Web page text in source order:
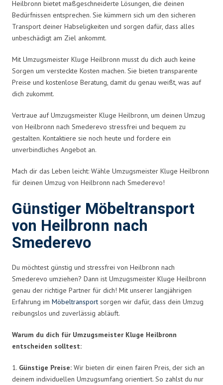
Heilbronn bietet maßgeschneiderte Lösungen, die deinen
Bedürfnissen entsprechen. Sie kümmern sich um den sicheren
Transport deiner Habseligkeiten und sorgen dafür, dass alles
unbeschädigt am Ziel ankommt.
Mit Umzugsmeister Kluge Heilbronn musst du dich auch keine
Sorgen um versteckte Kosten machen. Sie bieten transparente
Preise und kostenlose Beratung, damit du genau weißt, was auf
dich zukommt.
Vertraue auf Umzugsmeister Kluge Heilbronn, um deinen Umzug
von Heilbronn nach Smederevo stressfrei und bequem zu
gestalten. Kontaktiere sie noch heute und fordere ein
unverbindliches Angebot an.
Mach dir das Leben leicht: Wähle Umzugsmeister Kluge Heilbronn
für deinen Umzug von Heilbronn nach Smederevo!
Günstiger Möbeltransport
von Heilbronn nach
Smederevo
Du möchtest günstig und stressfrei von Heilbronn nach
Smederevo umziehen? Dann ist Umzugsmeister Kluge Heilbronn
genau der richtige Partner für dich! Mit unserer langjährigen
Erfahrung im Möbeltransport sorgen wir dafür, dass dein Umzug
reibungslos und zuverlässig abläuft.
Warum du dich für Umzugsmeister Kluge Heilbronn
entscheiden solltest:
1. Günstige Preise: Wir bieten dir einen fairen Preis, der sich an
deinem individuellen Umzugsumfang orientiert. So zahlst du nur